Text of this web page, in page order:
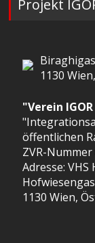
Projekt
1130
"Verein IGOR
öffentlichen
ZVR-Nummer
Adresse:
1130 Wien,